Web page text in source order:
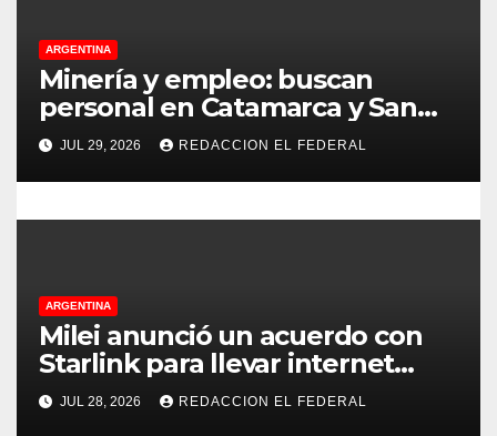
a
s
ARGENTINA
Minería y empleo: buscan
personal en Catamarca y San
Juan para distintos puestos
JUL 29, 2026 REDACCION EL FEDERAL
ARGENTINA
Milei anunció un acuerdo con
Starlink para llevar internet
satelital a 6.000 escuelas
rurales en todo el país
JUL 28, 2026 REDACCION EL FEDERAL